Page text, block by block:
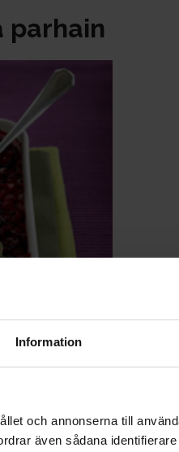
Information
och annonserna till
även sådana
parhain